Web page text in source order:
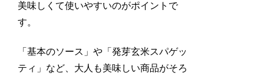
美味しくて使いやすいのがポイントで
す。
「基本のソース」や「発芽玄米スパゲッ
ティ」など、大人も美味しい商品がそろ